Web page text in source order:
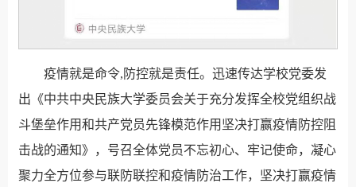
疫情就是命令,防控就是责任。迅速传达学校党委发
出《中共中央民族大学委员会关于充分发挥全校党组织战
斗堡垒作用和共产党员先锋模范作用坚决打赢疫情防控阻
击战的通知》，号召全体党员不忘初心、牢记使命，凝心
聚力全方位参与联防联控和疫情防治工作，坚决打赢疫情